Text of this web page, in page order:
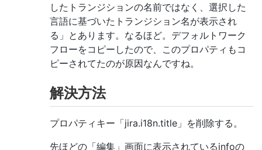
したトランジションの名前ではなく、選択した
言語に基づいたトランジション名が表示され
る」とあります。なるほど。デフォルトワーク
フローをコピーしたので、このプロパティもコ
ピーされてたのが原因なんですね。
解決方法
プロパティキー「jira.i18n.title」を削除する。
先ほどの「編集」画面に表示されているinfoの